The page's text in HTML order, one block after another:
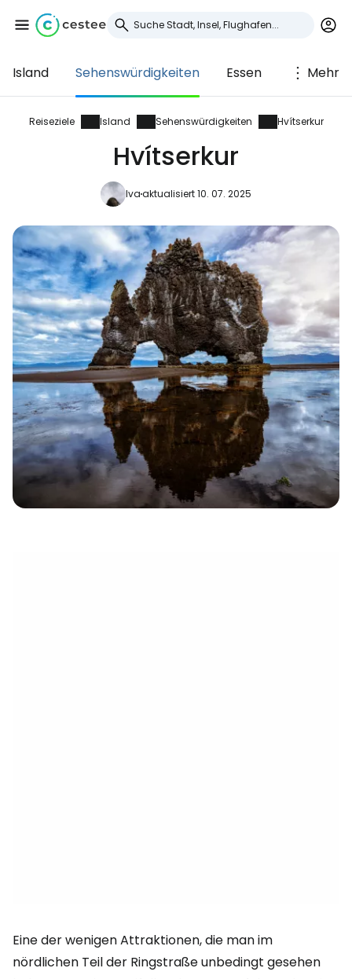
Island Sehenswürdigkeiten Essen Mehr
Reiseziele Island Sehenswürdigkeiten Hvítserkur
Hvítserkur
Ivaaktualisiert 10. 07. 2025
Eine der wenigen Attraktionen, die man im
nördlichen Teil der Ringstraße unbedingt gesehen
Anmeldung bei
Cestee
... die weltweite Reise-Community
Weiter mit Facebook
Weiter mit E-Mail